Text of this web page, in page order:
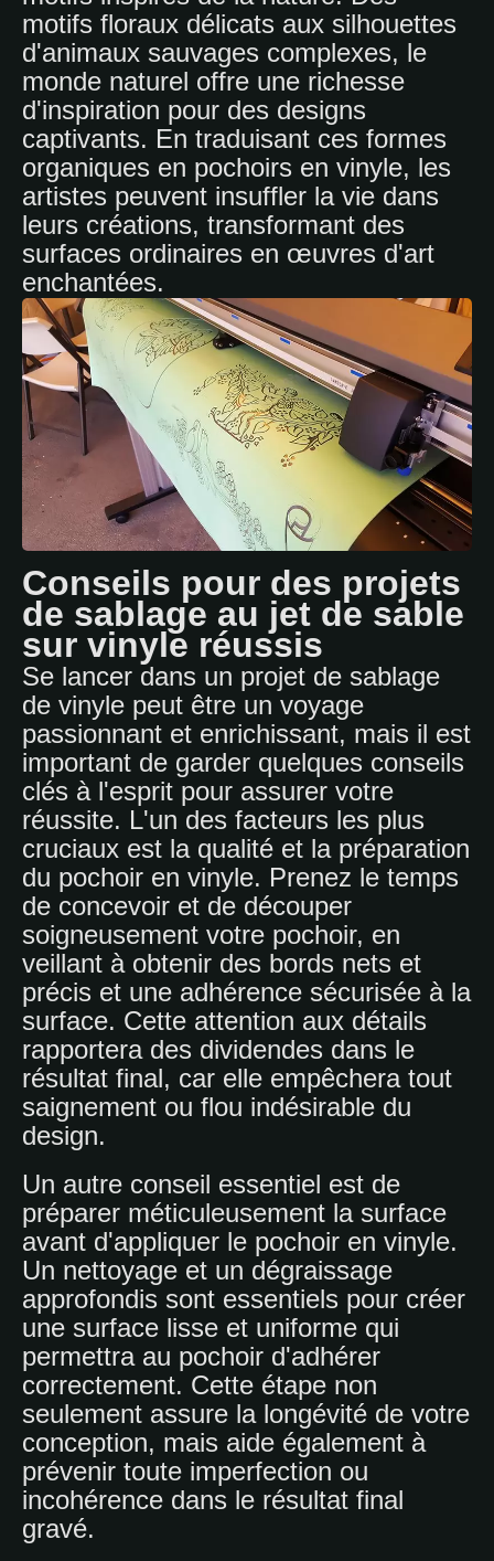
motifs floraux délicats aux silhouettes
d'animaux sauvages complexes, le
monde naturel offre une richesse
d'inspiration pour des designs
captivants. En traduisant ces formes
organiques en pochoirs en vinyle, les
artistes peuvent insuffler la vie dans
leurs créations, transformant des
surfaces ordinaires en œuvres d'art
enchantées.
Conseils pour des projets
de sablage au jet de sable
sur vinyle réussis
Se lancer dans un projet de sablage
de vinyle peut être un voyage
passionnant et enrichissant, mais il est
important de garder quelques conseils
clés à l'esprit pour assurer votre
réussite. L'un des facteurs les plus
cruciaux est la qualité et la préparation
du pochoir en vinyle. Prenez le temps
de concevoir et de découper
soigneusement votre pochoir, en
veillant à obtenir des bords nets et
précis et une adhérence sécurisée à la
surface. Cette attention aux détails
rapportera des dividendes dans le
résultat final, car elle empêchera tout
saignement ou flou indésirable du
design.
Un autre conseil essentiel est de
préparer méticuleusement la surface
avant d'appliquer le pochoir en vinyle.
Un nettoyage et un dégraissage
approfondis sont essentiels pour créer
une surface lisse et uniforme qui
permettra au pochoir d'adhérer
correctement. Cette étape non
seulement assure la longévité de votre
conception, mais aide également à
prévenir toute imperfection ou
incohérence dans le résultat final
gravé.